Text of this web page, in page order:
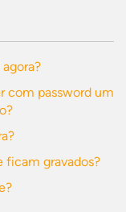
com password um
ficam gravados?